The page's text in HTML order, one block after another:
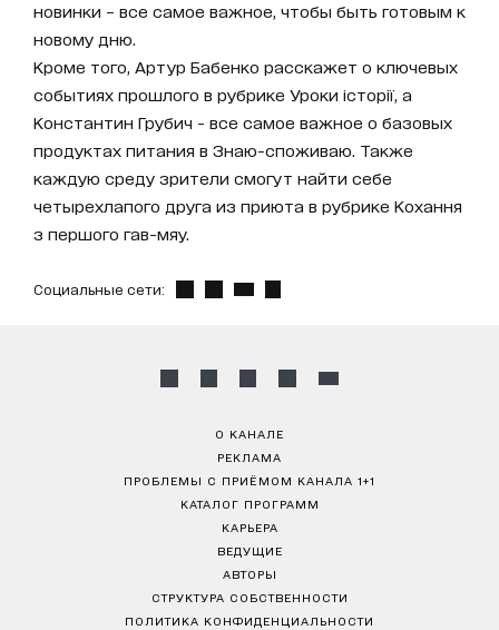
новинки – все самое важное, чтобы быть готовым к
новому дню.
Кроме того, Артур Бабенко расскажет о ключевых
событиях прошлого в рубрике Уроки історії, а
Константин Грубич - все самое важное о базовых
продуктах питания в Знаю-споживаю. Также
каждую среду зрители смогут найти себе
четырехлапого друга из приюта в рубрике Кохання
з першого гав-мяу.
Социальные сети:
О КАНАЛЕ
РЕКЛАМА
ПРОБЛЕМЫ С ПРИЁМОМ КАНАЛА 1+1
КАТАЛОГ ПРОГРАММ
КАРЬЕРА
ВЕДУЩИЕ
АВТОРЫ
СТРУКТУРА СОБСТВЕННОСТИ
ПОЛИТИКА КОНФИДЕНЦИАЛЬНОСТИ